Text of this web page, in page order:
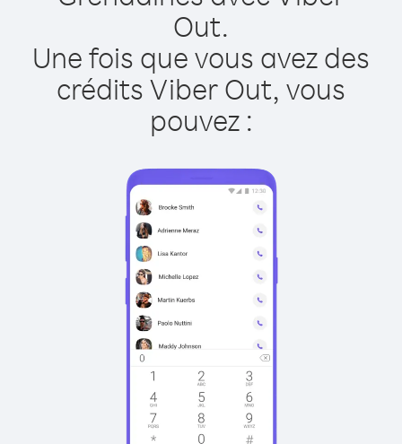
Out.
Une fois que vous avez des
crédits Viber Out, vous
pouvez :